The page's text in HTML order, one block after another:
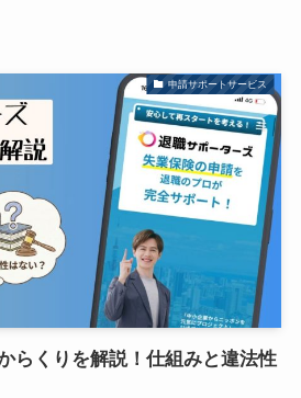
申請サポートサービス
らくりを解説！仕組みと違法性